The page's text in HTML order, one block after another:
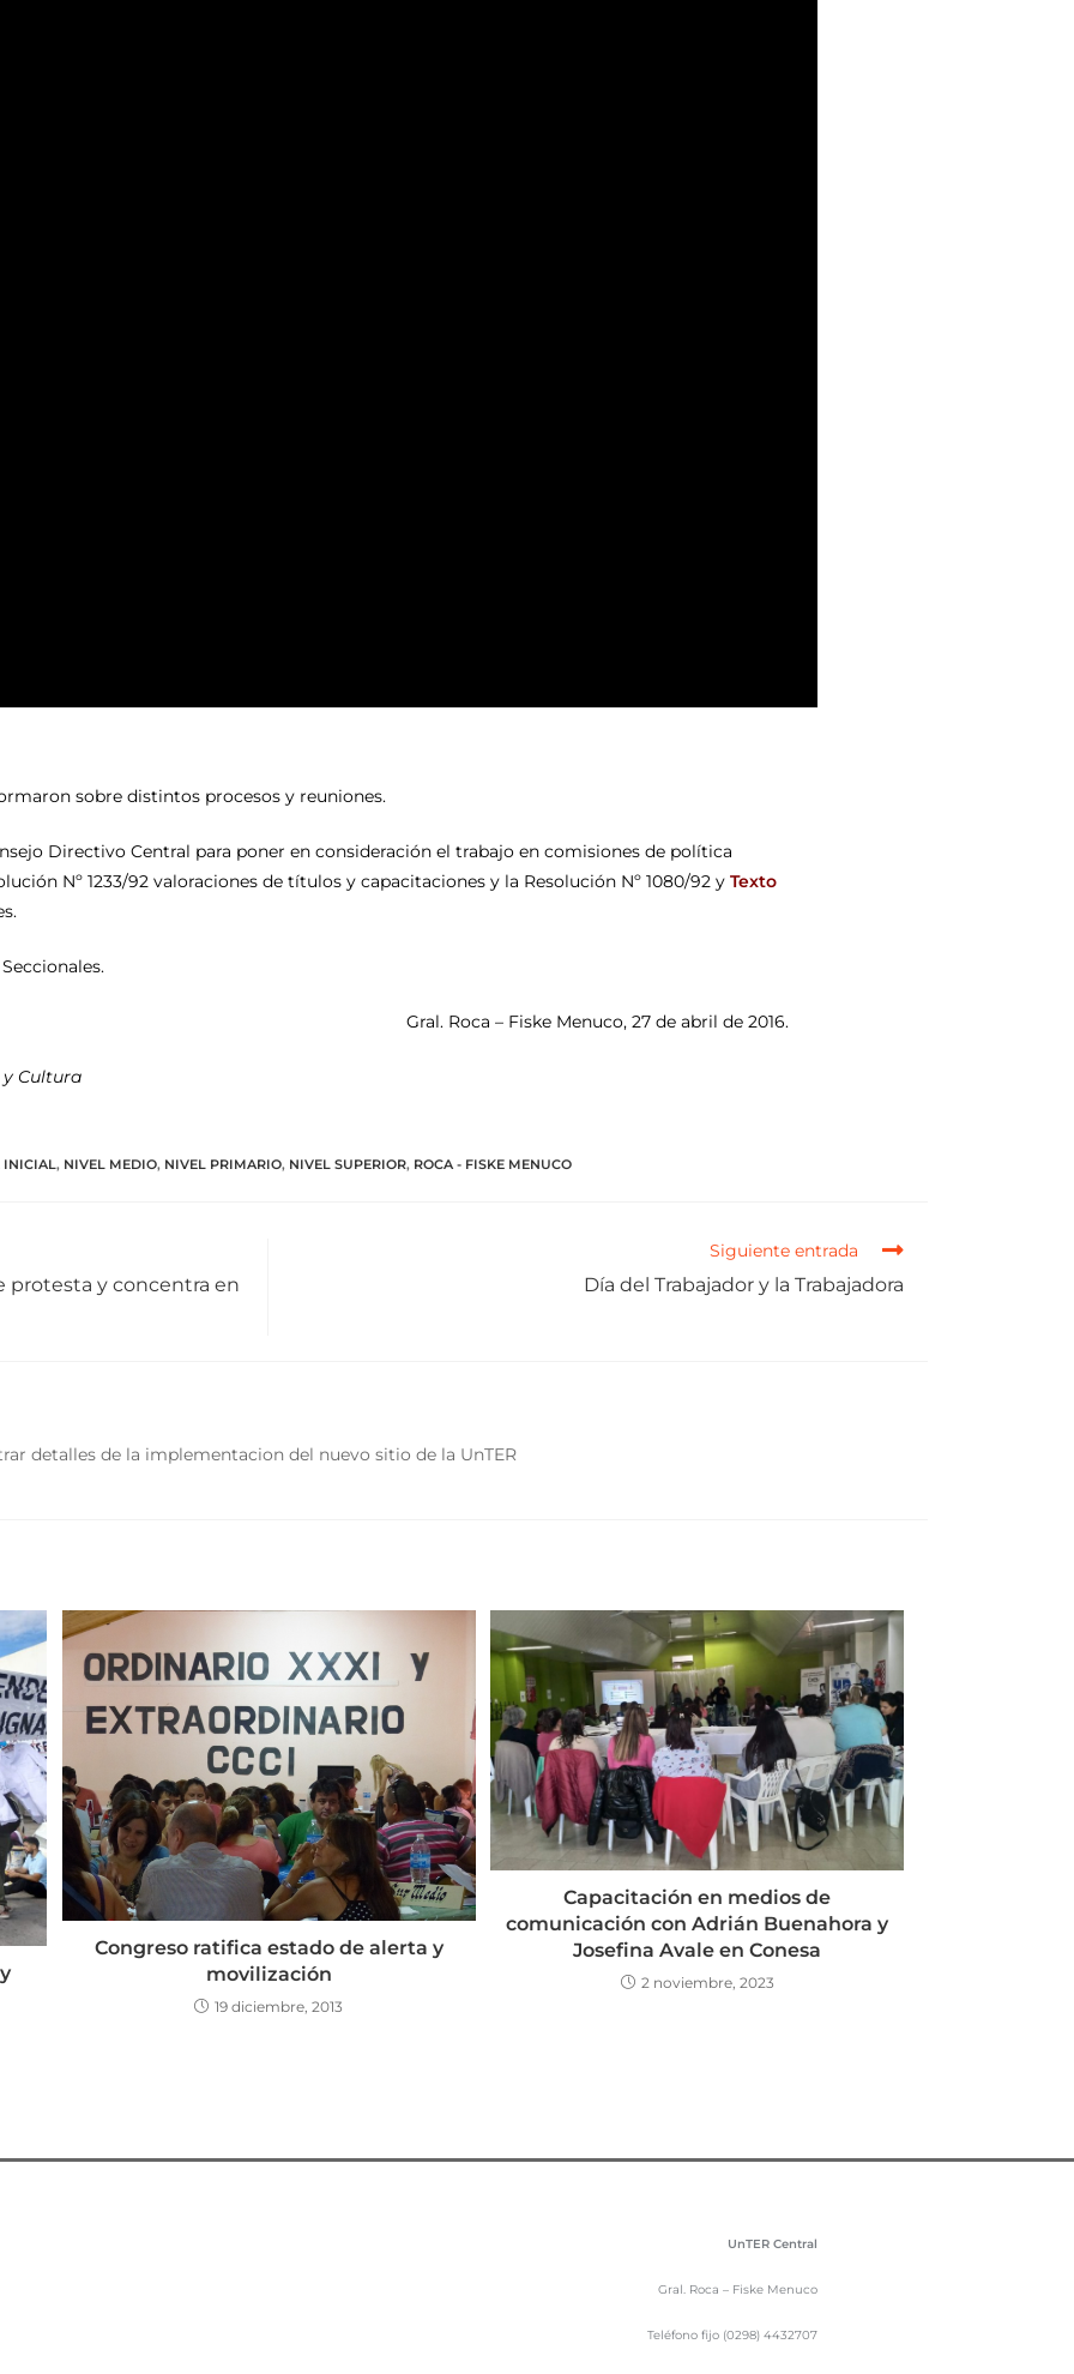
sobre distintos procesos y reuniones.
Directivo Central para poner en consideración el trabajo en comisiones de política
Nº 1233/92 valoraciones de títulos y capacitaciones y la Resolución Nº 1080/92 y Texto
Gral. Roca – Fiske Menuco, 27 de abril de 2016.
y Cultura
INICIAL, NIVEL MEDIO, NIVEL PRIMARIO, NIVEL SUPERIOR, ROCA - FISKE MENUCO
protesta y concentra en
Siguiente entrada
Día del Trabajador y la Trabajadora
detalles de la implementacion del nuevo sitio de la UnTER
Congreso ratifica estado de alerta y
movilización
19 diciembre, 2013
Capacitación en medios de
comunicación con Adrián Buenahora y
Josefina Avale en Conesa
2 noviembre, 2023
UnTER Central
Gral. Roca – Fiske Menuco
Teléfono fijo (0298) 4432707